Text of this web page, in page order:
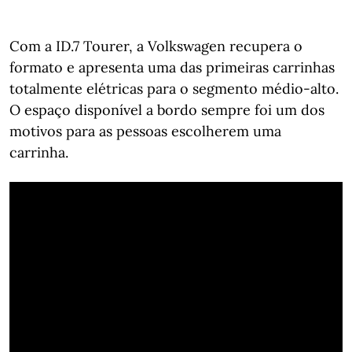
Com a ID.7 Tourer, a Volkswagen recupera o
formato e apresenta uma das primeiras carrinhas
totalmente elétricas para o segmento médio-alto.
O espaço disponível a bordo sempre foi um dos
motivos para as pessoas escolherem uma
carrinha.